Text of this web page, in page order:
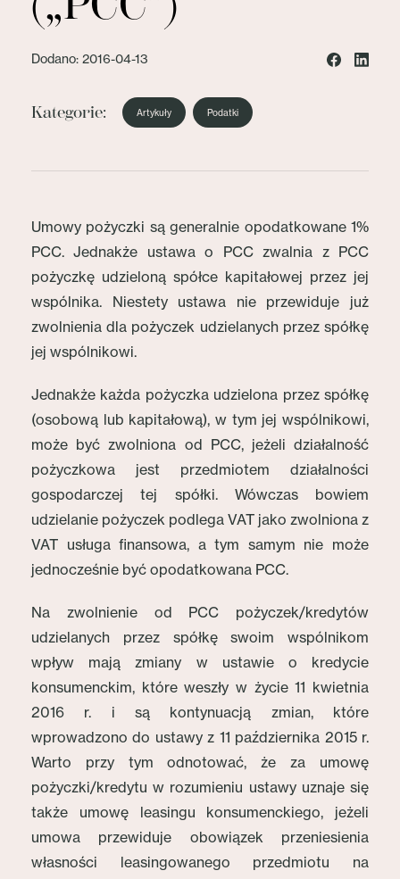
Dodano: 2016-04-13
Kategorie: Artykuły Podatki
Umowy pożyczki są generalnie opodatkowane 1%
PCC. Jednakże ustawa o PCC zwalnia z PCC
pożyczkę udzieloną spółce kapitałowej przez jej
wspólnika. Niestety ustawa nie przewiduje już
zwolnienia dla pożyczek udzielanych przez spółkę
jej wspólnikowi.
Jednakże każda pożyczka udzielona przez spółkę
(osobową lub kapitałową), w tym jej wspólnikowi,
może być zwolniona od PCC, jeżeli działalność
pożyczkowa jest przedmiotem działalności
gospodarczej tej spółki. Wówczas bowiem
udzielanie pożyczek podlega VAT jako zwolniona z
VAT usługa finansowa, a tym samym nie może
jednocześnie być opodatkowana PCC.
Na zwolnienie od PCC pożyczek/kredytów
udzielanych przez spółkę swoim wspólnikom
wpływ mają zmiany w ustawie o kredycie
konsumenckim, które weszły w życie 11 kwietnia
2016 r. i są kontynuacją zmian, które
wprowadzono do ustawy z 11 października 2015 r.
Warto przy tym odnotować, że za umowę
pożyczki/kredytu w rozumieniu ustawy uznaje się
także umowę leasingu konsumenckiego, jeżeli
umowa przewiduje obowiązek przeniesienia
własności leasingowanego przedmiotu na